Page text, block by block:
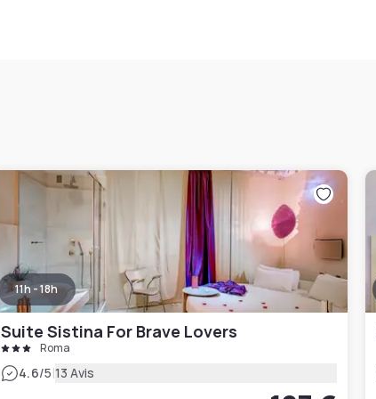
11h - 18h
Suite Sistina For Brave Lovers
Roma
4.6/5|13 Avis